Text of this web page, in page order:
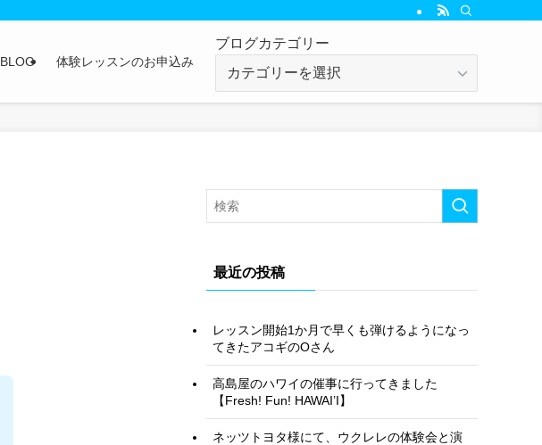
BLOG 体験レッスンのお申込み
ブログカテゴリー
リ
ー
最近の投稿
レッスン開始1か月で早くも弾けるようになっ
てきたアコギのOさん
高島屋のハワイの催事に行ってきました
【Fresh! Fun! HAWAI’I】
ネッツトヨタ様にて、ウクレレの体験会と演